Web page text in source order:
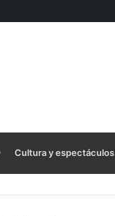
Cultura y espectáculos